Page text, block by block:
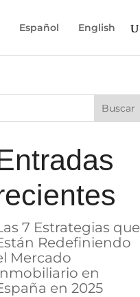
Español English
7 Estrategias que
Redefiniendo
Mercado
en
en 2025